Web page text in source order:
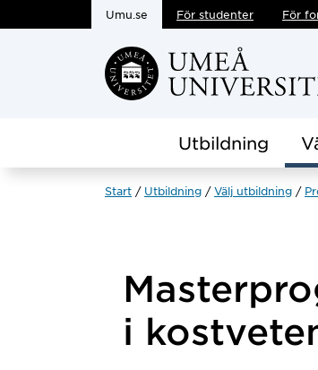
Hoppa direkt till
Umu.se För studenter För
Utbildning
Start Utbildning Välj utbildning
i